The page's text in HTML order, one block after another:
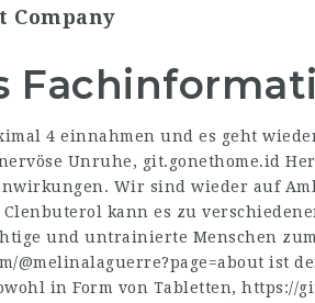
Company
4 einnahmen und es geht
Unruhe, git.gonethome.id
Wir sind wieder auf
kann es zu
und untrainierte Menschen
@melinalaguerre?page=about ist
in Form von Tabletten, https://